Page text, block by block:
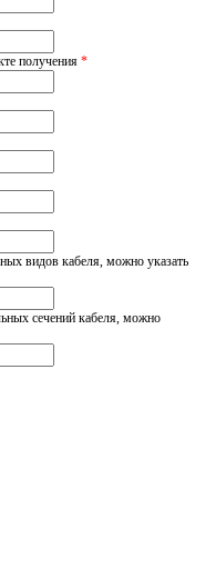
получения *
видов кабеля, можно указать
сечений кабеля, можно